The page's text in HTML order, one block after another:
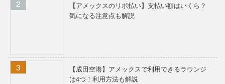
【アメックスのリボ払い】支払い額はいくら？
気になる注意点も解説
【成田空港】アメックスで利用できるラウンジ
は4つ！利用方法も解説